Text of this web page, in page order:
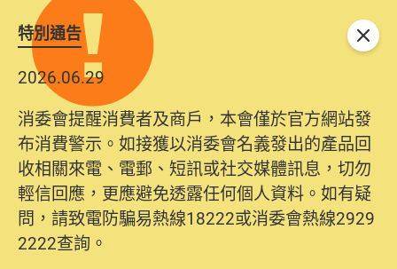
特別通告
2026.06.29
消委會提醒消費者及商戶，本會僅於官方網站發
布消費警示。如接獲以消委會名義發出的產品回
收相關來電、電郵、短訊或社交媒體訊息，切勿
輕信回應，更應避免透露任何個人資料。如有疑
問，請致電防騙易熱線18222或消委會熱線2929
2222查詢。
關閉